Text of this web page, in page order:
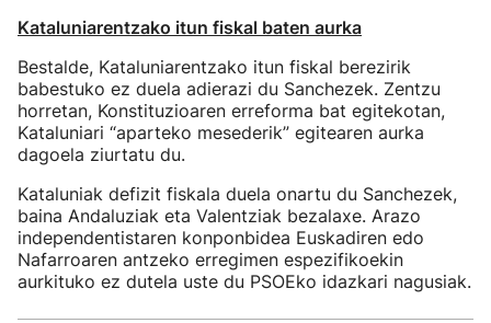
Kataluniarentzako itun fiskal baten aurka
Bestalde, Kataluniarentzako itun fiskal berezirik
babestuko ez duela adierazi du Sanchezek. Zentzu
horretan, Konstituzioaren erreforma bat egitekotan,
Kataluniari “aparteko mesederik” egitearen aurka
dagoela ziurtatu du.
Kataluniak defizit fiskala duela onartu du Sanchezek,
baina Andaluziak eta Valentziak bezalaxe. Arazo
independentistaren konponbidea Euskadiren edo
Nafarroaren antzeko erregimen espezifikoekin
aurkituko ez dutela uste du PSOEko idazkari nagusiak.